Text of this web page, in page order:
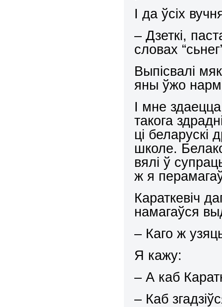
І да ўсіх
– Дзеткі,
словах
Выпісвалі
яны ўжо
І мне
такога
ці беларускі
школе.
вялі ў
ж я
Караткевіч
намагаўся
– Каго ж
Я кажу:
– А каб
– Каб